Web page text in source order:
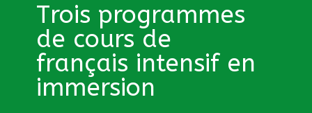
Trois programmes
de cours de
français intensif en
immersion